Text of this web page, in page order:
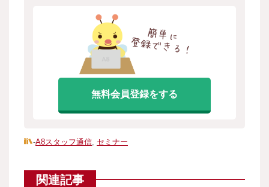
無料会員登録をする
-A8スタッフ通信 セミナー
関連記事